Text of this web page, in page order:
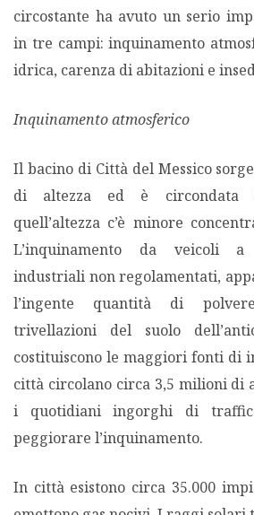
circostante ha avuto un serio
in tre campi: inquinamento
idrica, carenza di abitazioni e
Inquinamento atmosferico
Il bacino di Città del Messico
di altezza ed è circondata
quell’altezza c’è minore
L’inquinamento da veicoli
industriali non regolamentati,
l’ingente quantità di
trivellazioni del suolo
costituiscono le maggiori fonti di
città circolano circa 3,5 milioni di
i quotidiani ingorghi di
peggiorare l’inquinamento.
In città esistono circa 35.000